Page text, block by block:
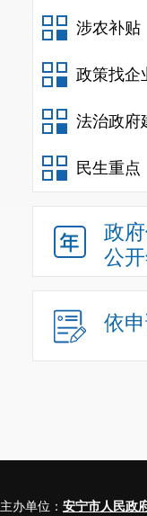
涉农补贴
政策找企
法治政府
民生重点
政
公
依
主办单位： 安宁市人民政